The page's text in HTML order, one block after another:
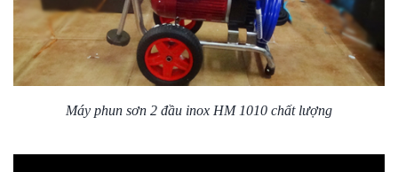
Máy phun sơn 2 đầu inox HM 1010 chất lượng